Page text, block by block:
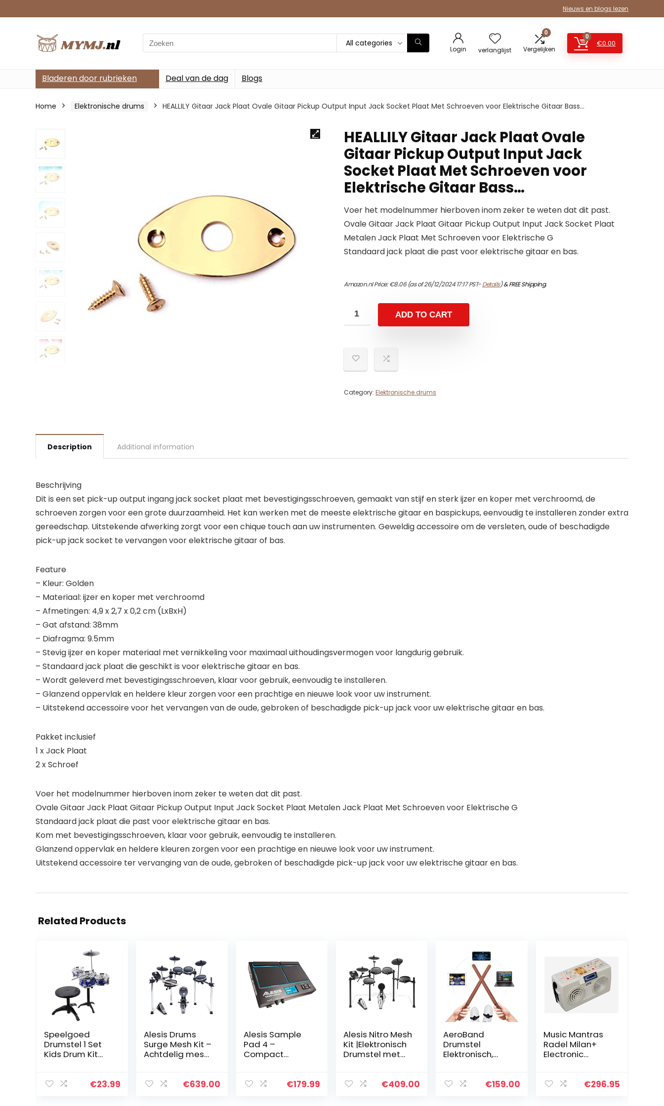
Nieuws en blogs lezen
Search
for:
All categories
Login verlanglijst
0
Vergelijken
0
€0.00
Bladeren door rubrieken Deal van de dag Blogs
Home Elektronische drums HEALLILY Gitaar Jack Plaat Ovale Gitaar Pickup Output Input Jack Socket Plaat Met Schroeven voor Elektrische Gitaar Bass…
HEALLILY Gitaar Jack Plaat Ovale
Gitaar Pickup Output Input Jack
Socket Plaat Met Schroeven voor
Elektrische Gitaar Bass…
Voer het modelnummer hierboven inom zeker te weten dat dit past.
Ovale Gitaar Jack Plaat Gitaar Pickup Output Input Jack Socket Plaat
Metalen Jack Plaat Met Schroeven voor Elektrische G
Standaard jack plaat die past voor elektrische gitaar en bas.
Amazon.nl Price:€8.06(as of 26/12/2024 17:17 PST-Details)&FREE Shipping.
ADD TO CART
Category: Elektronische drums
Description Additional information
Beschrijving
Dit is een set pick-up output ingang jack socket plaat met bevestigingsschroeven, gemaakt van stijf en sterk ijzer en koper met verchroomd, de
schroeven zorgen voor een grote duurzaamheid. Het kan werken met de meeste elektrische gitaar en baspickups, eenvoudig te installeren zonder extra
gereedschap. Uitstekende afwerking zorgt voor een chique touch aan uw instrumenten. Geweldig accessoire om de versleten, oude of beschadigde
pick-up jack socket te vervangen voor elektrische gitaar of bas.
Feature
– Kleur: Golden
– Materiaal: ijzer en koper met verchroomd
– Afmetingen: 4,9 x 2,7 x 0,2 cm (LxBxH)
– Gat afstand: 38mm
– Diafragma: 9.5mm
– Stevig ijzer en koper materiaal met vernikkeling voor maximaal uithoudingsvermogen voor langdurig gebruik.
– Standaard jack plaat die geschikt is voor elektrische gitaar en bas.
– Wordt geleverd met bevestigingsschroeven, klaar voor gebruik, eenvoudig te installeren.
– Glanzend oppervlak en heldere kleur zorgen voor een prachtige en nieuwe look voor uw instrument.
– Uitstekend accessoire voor het vervangen van de oude, gebroken of beschadigde pick-up jack voor uw elektrische gitaar en bas.
Pakket inclusief
1 x Jack Plaat
2 x Schroef
Voer het modelnummer hierboven inom zeker te weten dat dit past.
Ovale Gitaar Jack Plaat Gitaar Pickup Output Input Jack Socket Plaat Metalen Jack Plaat Met Schroeven voor Elektrische G
Standaard jack plaat die past voor elektrische gitaar en bas.
Kom met bevestigingsschroeven, klaar voor gebruik, eenvoudig te installeren.
Glanzend oppervlak en heldere kleuren zorgen voor een prachtige en nieuwe look voor uw instrument.
Uitstekend accessoire ter vervanging van de oude, gebroken of beschadigde pick-up jack voor uw elektrische gitaar en bas.
Related Products
Speelgoed
Drumstel 1 Set
Kids Drum Kit
Kinderen
€23.99
Alesis Drums
Surge Mesh Kit –
Achtdelig mesh
385
€639.00
Alesis Sample
Pad 4 –
Compact
triggerinstrume
€179.99
Alesis Nitro Mesh
Kit |Elektronisch
Drumstel met
Superstevig
€409.00
AeroBand
Drumstel
Elektronisch,
Module,
€159.00
Music Mantras
Radel Milan+
Electronic
c
€296.95